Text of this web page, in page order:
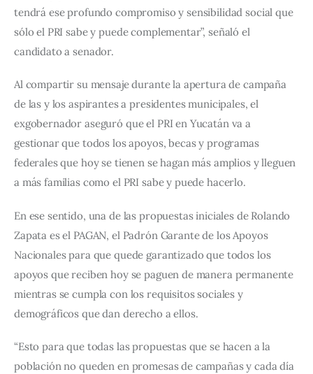
tendrá ese profundo compromiso y sensibilidad social que
sólo el PRI sabe y puede complementar”, señaló el
candidato a senador.
Al compartir su mensaje durante la apertura de campaña
de las y los aspirantes a presidentes municipales, el
exgobernador aseguró que el PRI en Yucatán va a
gestionar que todos los apoyos, becas y programas
federales que hoy se tienen se hagan más amplios y lleguen
a más familias como el PRI sabe y puede hacerlo.
En ese sentido, una de las propuestas iniciales de Rolando
Zapata es el PAGAN, el Padrón Garante de los Apoyos
Nacionales para que quede garantizado que todos los
apoyos que reciben hoy se paguen de manera permanente
mientras se cumpla con los requisitos sociales y
demográficos que dan derecho a ellos.
“Esto para que todas las propuestas que se hacen a la
población no queden en promesas de campañas y cada día